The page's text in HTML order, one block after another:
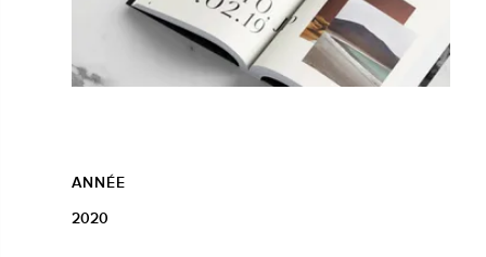
ANNÉE
2020